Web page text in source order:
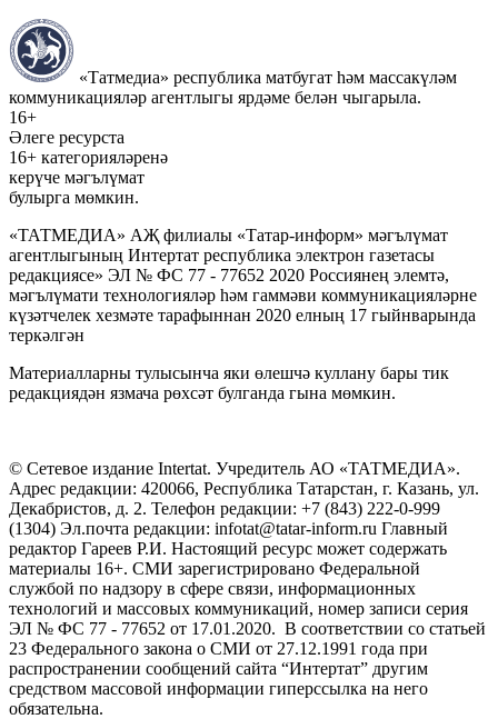
«Татмедиа» республика матбугат һәм массакүләм
коммуникацияләр агентлыгы ярдәме белән чыгарыла.
16+
Әлеге ресурста
16+ категорияләренә
керүче мәгълүмат
булырга мөмкин.
«ТАТМЕДИА» АҖ филиалы «Татар-информ» мәгълүмат
агентлыгының Интертат республика электрон газетасы
редакциясе» ЭЛ № ФС 77 - 77652 2020 Россиянең элемтә,
мәгълүмати технологияләр һәм гаммәви коммуникацияләрне
күзәтчелек хезмәте тарафыннан 2020 елның 17 гыйнварында
теркәлгән
Материалларны тулысынча яки өлешчә куллану бары тик
редакциядән язмача рөхсәт булганда гына мөмкин.
© Сетевое издание Intertat. Учредитель АО «ТАТМЕДИА».
Адрес редакции: 420066, Республика Татарстан, г. Казань, ул.
Декабристов, д. 2. Телефон редакции: +7 (843) 222-0-999
(1304) Эл.почта редакции: infotat@tatar-inform.ru Главный
редактор Гареев Р.И. Настоящий ресурс может содержать
материалы 16+. СМИ зарегистрировано Федеральной
службой по надзору в сфере связи, информационных
технологий и массовых коммуникаций, номер записи серия
ЭЛ № ФС 77 - 77652 от 17.01.2020. В соответствии со статьей
23 Федерального закона о СМИ от 27.12.1991 года при
распространении сообщений сайта “Интертат” другим
средством массовой информации гиперссылка на него
обязательна.